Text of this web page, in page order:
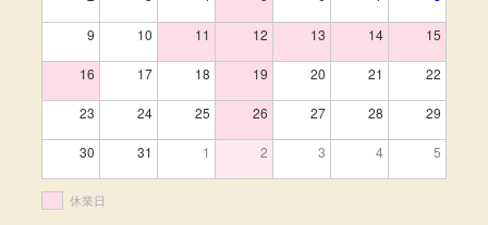
9 10 11 12 13 14 15
16 17 18 19 20 21 22
23 24 25 26 27 28 29
30 31 1 2 3 4 5
休業日